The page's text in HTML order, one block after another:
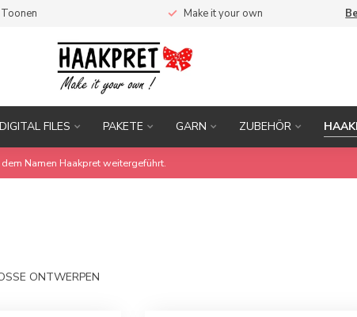
Make it your own
FILES PAKETE GARN ZUBEHÖR
Namen Haakpret weitergeführt.
ONTWERPEN